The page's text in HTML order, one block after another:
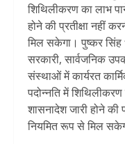
शिथिलीकरण का लाभ
होने की प्रतीक्षा नहीं
मिल सकेगा। पुष्कर सिंह
सरकारी, सार्वजनिक
संस्थाओं में कार्यरत
पदोन्नति में
शासनादेश जारी होने की
नियमित रूप से मिल